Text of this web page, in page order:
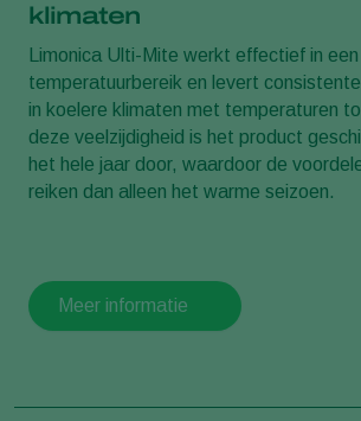
klimaten
Limonica Ulti-Mite werkt effectief in
temperatuurbereik en levert
in koelere klimaten met temperaturen
deze veelzijdigheid is het product
het hele jaar door, waardoor de
reiken dan alleen het warme seizoen.
Meer informatie